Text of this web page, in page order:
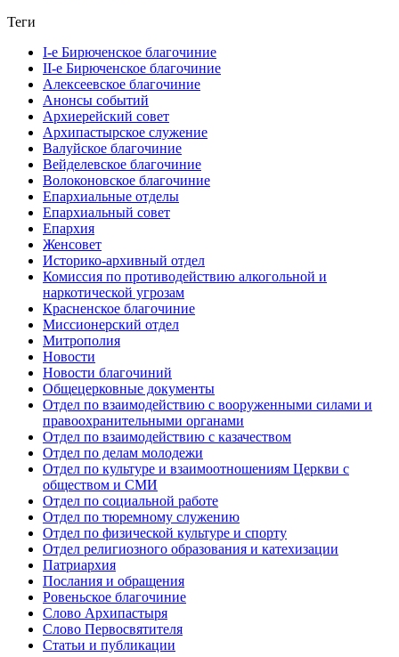
Теги
I-е Бирюченское благочиние
II-е Бирюченское благочиние
Алексеевское благочиние
Анонсы событий
Архиерейский совет
Архипастырское служение
Валуйское благочиние
Вейделевское благочиние
Волоконовское благочиние
Епархиальные отделы
Епархиальный совет
Епархия
Женсовет
Историко-архивный отдел
Комиссия по противодействию алкогольной и
наркотической угрозам
Красненское благочиние
Миссионерский отдел
Митрополия
Новости
Новости благочиний
Общецерковные документы
Отдел по взаимодействию с вооруженными силами и
правоохранительными органами
Отдел по взаимодействию с казачеством
Отдел по делам молодежи
Отдел по культуре и взаимоотношениям Церкви с
обществом и СМИ
Отдел по социальной работе
Отдел по тюремному служению
Отдел по физической культуре и спорту
Отдел религиозного образования и катехизации
Патриархия
Послания и обращения
Ровеньское благочиние
Слово Архипастыря
Слово Первосвятителя
Статьи и публикации